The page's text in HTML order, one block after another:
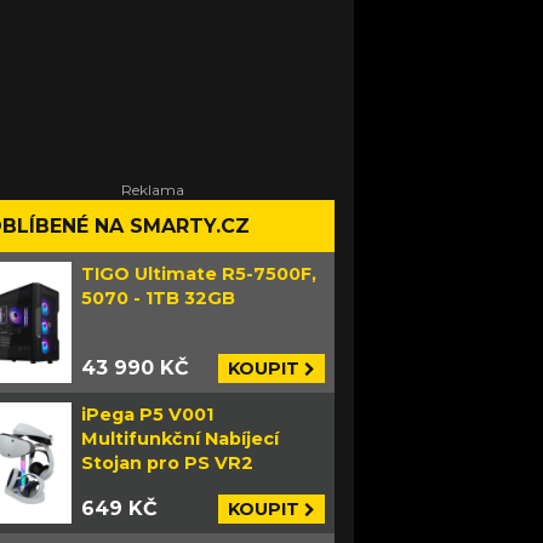
NA SMARTY.CZ
TIGO Ultimate R5-7500F,
5070 - 1TB 32GB
43 990 KČ KOUPIT
iPega P5 V001
Multifunkční Nabíjecí
Stojan pro PS VR2
649 KČ KOUPIT